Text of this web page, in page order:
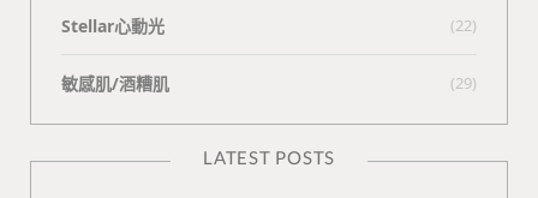
Stellar心動光 (22)
敏感肌/酒糟肌 (29)
LATEST POSTS